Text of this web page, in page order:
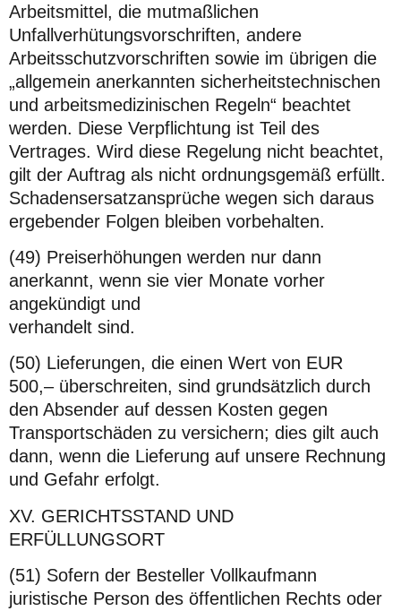
Arbeitsmittel, die mutmaßlichen
Unfallverhütungsvorschriften, andere
Arbeitsschutzvorschriften sowie im übrigen die
„allgemein anerkannten sicherheitstechnischen
und arbeitsmedizinischen Regeln“ beachtet
werden. Diese Verpflichtung ist Teil des
Vertrages. Wird diese Regelung nicht beachtet,
gilt der Auftrag als nicht ordnungsgemäß erfüllt.
Schadensersatzansprüche wegen sich daraus
ergebender Folgen bleiben vorbehalten.
(49) Preiserhöhungen werden nur dann
anerkannt, wenn sie vier Monate vorher
angekündigt und
verhandelt sind.
(50) Lieferungen, die einen Wert von EUR
500,– überschreiten, sind grundsätzlich durch
den Absender auf dessen Kosten gegen
Transportschäden zu versichern; dies gilt auch
dann, wenn die Lieferung auf unsere Rechnung
und Gefahr erfolgt.
XV. GERICHTSSTAND UND
ERFÜLLUNGSORT
(51) Sofern der Besteller Vollkaufmann
juristische Person des öffentlichen Rechts oder